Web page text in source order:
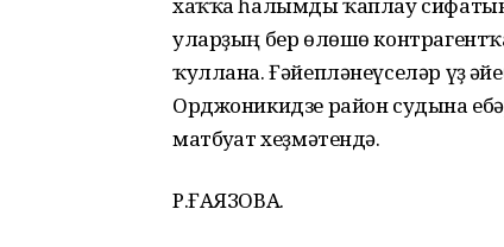
уларҙың бер өлөшө
ҡуллана. Ғәйепләнеүселәр үҙ
Орджоникидзе район судына
матбуғат хеҙмәтендә.
Р.ҒАЯЗОВА.